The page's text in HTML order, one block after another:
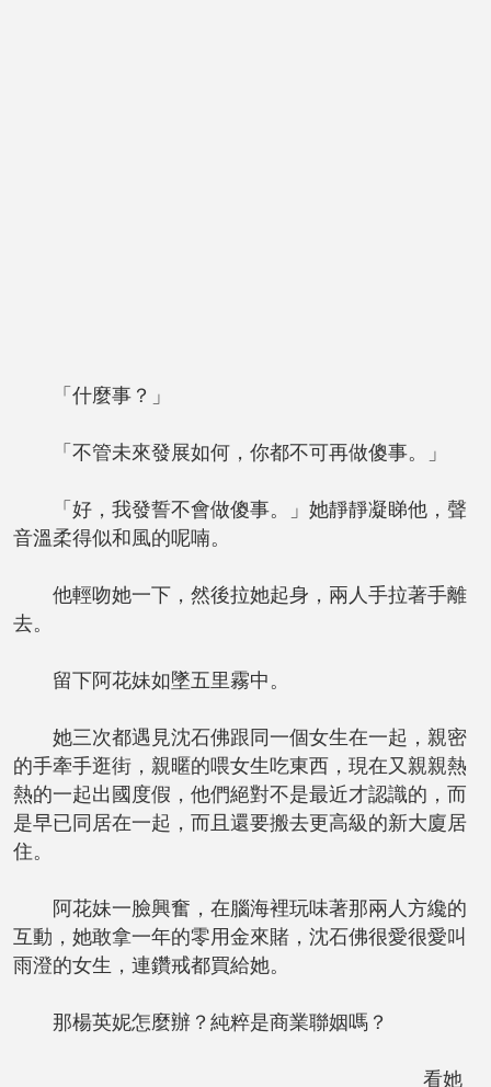
「什麼事？」
「不管未來發展如何，你都不可再做傻事。」
「好，我發誓不會做傻事。」她靜靜凝睇他，聲
音溫柔得似和風的呢喃。
他輕吻她一下，然後拉她起身，兩人手拉著手離
去。
留下阿花妹如墜五里霧中。
她三次都遇見沈石佛跟同一個女生在一起，親密
的手牽手逛街，親暱的喂女生吃東西，現在又親親熱
熱的一起出國度假，他們絕對不是最近才認識的，而
是早已同居在一起，而且還要搬去更高級的新大廈居
住。
阿花妹一臉興奮，在腦海裡玩味著那兩人方纔的
互動，她敢拿一年的零用金來賭，沈石佛很愛很愛叫
雨澄的女生，連鑽戒都買給她。
那楊英妮怎麼辦？純粹是商業聯姻嗎？
看她